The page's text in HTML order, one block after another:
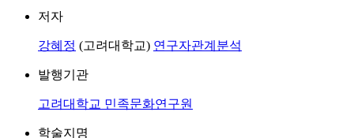
저자
강혜정 (고려대학교) 연구자관계분석
발행기관
고려대학교 민족문화연구원
학술지명